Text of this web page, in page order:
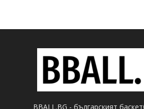
BBALL.BG - българският